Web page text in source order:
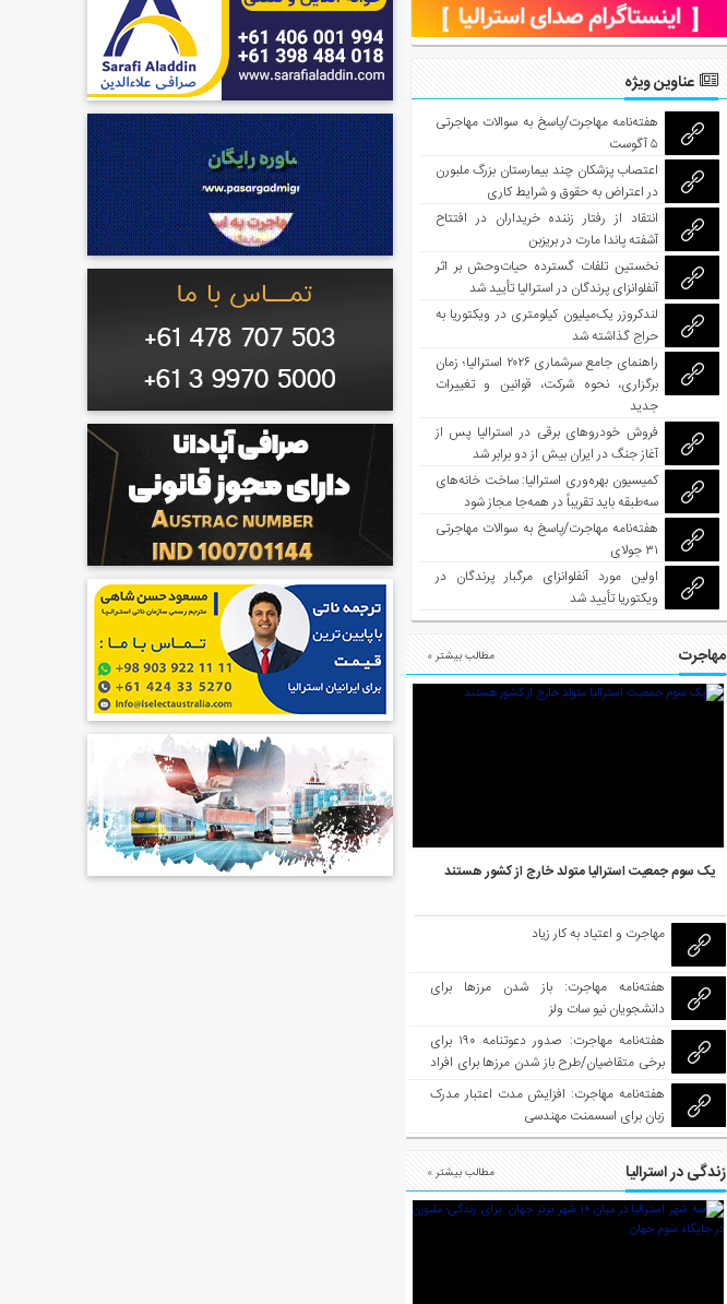
عناوین ویژه
هفته‌نامه مهاجرت/پاسخ به سوالات مهاجرتی
۵ آگوست
اعتصاب پزشکان چند بیمارستان بزرگ ملبورن
در اعتراض به حقوق و شرایط کاری
انتقاد از رفتار زننده خریداران در افتتاح
آشفته پاندا مارت در بریزبن
نخستین تلفات گسترده حیات‌وحش بر اثر
آنفلوانزای پرندگان در استرالیا تأیید شد
لندکروزر یک‌میلیون کیلومتری در ویکتوریا به
حراج گذاشته شد
راهنمای جامع سرشماری ۲۰۲۶ استرالیا؛ زمان
برگزاری، نحوه شرکت، قوانین و تغییرات
جدید
فروش خودروهای برقی در استرالیا پس از
آغاز جنگ در ایران بیش از دو برابر شد
کمیسیون بهره‌وری استرالیا: ساخت خانه‌های
سه‌طبقه باید تقریباً در همه‌جا مجاز شود
هفته‌نامه مهاجرت/پاسخ به سوالات مهاجرتی
۳۱ جولای
اولین مورد آنفلوانزای مرگبار پرندگان در
ویکتوریا تأیید شد
مهاجرت مطالب بیشتر »
یک سوم جمعیت استرالیا متولد خارج از کشور هستند
مهاجرت و اعتیاد به کار زیاد
هفته‌نامه مهاجرت: باز شدن مرزها برای
دانشجویان نیو سات ولز
هفته‌نامه مهاجرت: صدور دعوتنامه ۱۹۰ برای
برخی متقاضیان/طرح باز شدن مرزها برای افراد
واکسینه شده
هفته‌نامه مهاجرت: افزایش مدت اعتبار مدرک
زبان برای اسسمنت مهندسی
زندگی در استرالیا مطالب بیشتر »